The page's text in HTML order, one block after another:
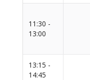
11:30 -
13:00
13:15 -
14:45